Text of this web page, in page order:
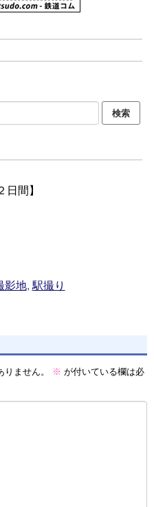
間】
影地, 駅撮り
ません。 ※ が付いている欄は必